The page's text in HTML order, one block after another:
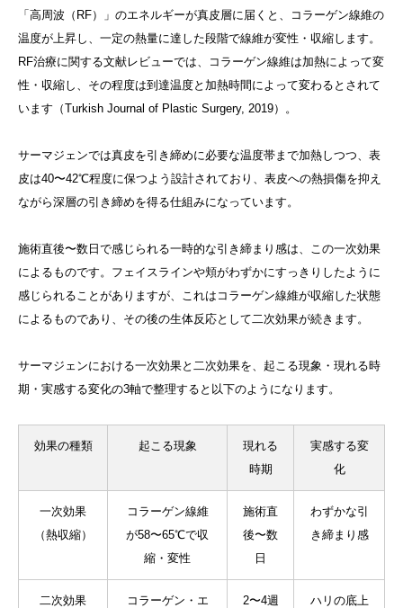
「高周波（RF）」のエネルギーが真皮層に届くと、コラーゲン線維の
温度が上昇し、一定の熱量に達した段階で線維が変性・収縮します。
RF治療に関する文献レビューでは、コラーゲン線維は加熱によって変
性・収縮し、その程度は到達温度と加熱時間によって変わるとされて
います（Turkish Journal of Plastic Surgery, 2019）。
サーマジェンでは真皮を引き締めに必要な温度帯まで加熱しつつ、表
皮は40〜42℃程度に保つよう設計されており、表皮への熱損傷を抑え
ながら深層の引き締めを得る仕組みになっています。
施術直後〜数日で感じられる一時的な引き締まり感は、この一次効果
によるものです。フェイスラインや頬がわずかにすっきりしたように
感じられることがありますが、これはコラーゲン線維が収縮した状態
によるものであり、その後の生体反応として二次効果が続きます。
サーマジェンにおける一次効果と二次効果を、起こる現象・現れる時
期・実感する変化の3軸で整理すると以下のようになります。
効果の種類 起こる現象
現れる
時期
実感する変
化
一次効果
（熱収縮）
コラーゲン線維
が58〜65℃で収
縮・変性
施術直
後〜数
日
わずかな引
き締まり感
二次効果
コラーゲン・エ
2〜4週
ハリの底上